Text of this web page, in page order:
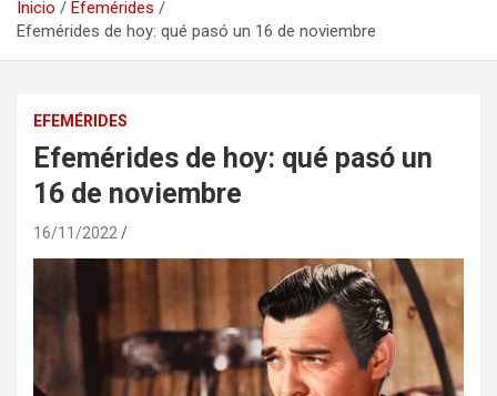
Inicio
Efemérides
Efemérides de hoy: qué pasó un 16 de noviembre
EFEMÉRIDES
Efemérides de hoy: qué pasó un
16 de noviembre
16/11/2022